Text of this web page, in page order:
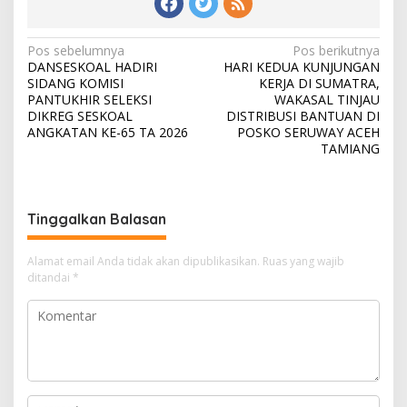
N
a
v
i
s
i
p
o
s
Pos sebelumnya
DANSESKOAL HADIRI
SIDANG KOMISI
PANTUKHIR SELEKSI
DIKREG SESKOAL
ANGKATAN KE-65 TA 2026
Pos berikutnya
HARI KEDUA KUNJUNGAN
KERJA DI SUMATRA,
WAKASAL TINJAU
DISTRIBUSI BANTUAN DI
POSKO SERUWAY ACEH
TAMIANG
Tinggalkan Balasan
Alamat email Anda tidak akan dipublikasikan. Ruas yang wajib
ditandai *